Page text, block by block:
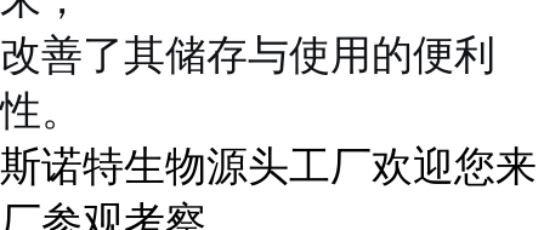
改善了其储存与使用的便利
性。
斯诺特生物源头工厂欢迎您来